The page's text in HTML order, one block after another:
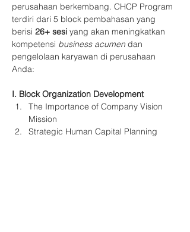
perusahaan berkembang. CHCP Program
terdiri dari 5 block pembahasan yang
berisi 26+ sesi yang akan meningkatkan
kompetensi business acumen dan
pengelolaan karyawan di perusahaan
Anda:
I. Block Organization Development
The Importance of Company Vision
Mission
Strategic Human Capital Planning